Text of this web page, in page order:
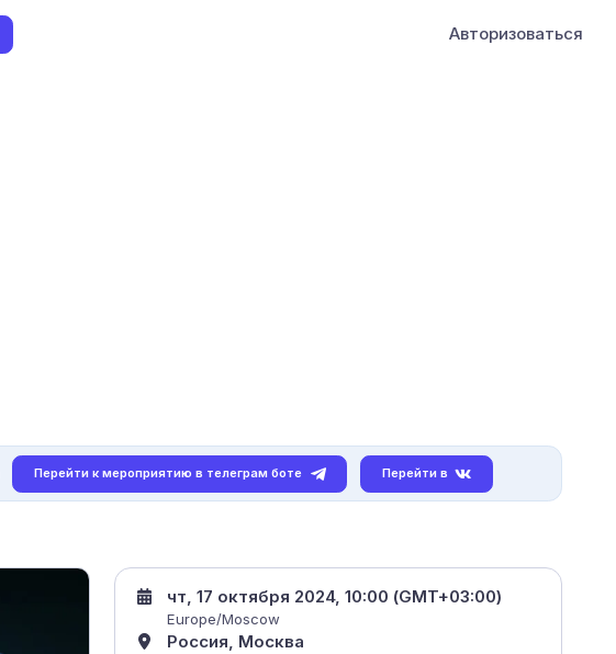
Авторизоваться
Перейти к мероприятию в телеграм боте Перейти в
чт, 17 октября 2024, 10:00 (GMT+03:00)
Europe/Moscow
Россия, Москва